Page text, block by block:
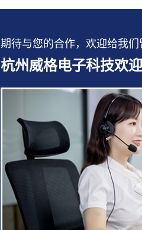
期待与您的合作，欢迎给我们
杭州威格电子科技欢